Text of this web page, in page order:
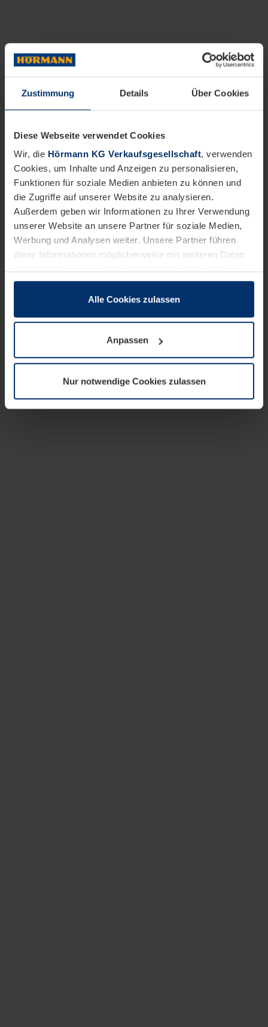
Zustimmung Details Über Cookies
Diese Webseite verwendet Cookies
Wir, die Hörmann KG Verkaufsgesellschaft, verwenden
Cookies, um Inhalte und Anzeigen zu personalisieren,
Funktionen für soziale Medien anbieten zu können und
die Zugriffe auf unserer Website zu analysieren.
Außerdem geben wir Informationen zu Ihrer Verwendung
unserer Website an unsere Partner für soziale Medien,
Werbung und Analysen weiter. Unsere Partner führen
diese Informationen möglicherweise mit weiteren Daten
sie im Rahmen Ihrer Nutzung der Dienste gesammelt
wenn diese für den Betrieb dieser Seite unbedingt
notwendig sind. Für alle anderen Cookie-Typen benötigen
wir Ihre Erlaubnis. Ihre Einwilligung können Sie jederzeit
Datenschutzerklärungunserer Website ändern oder
widerrufen.
Alle Cookies zulassen
Anpassen
Nur notwendige Cookies zulassen